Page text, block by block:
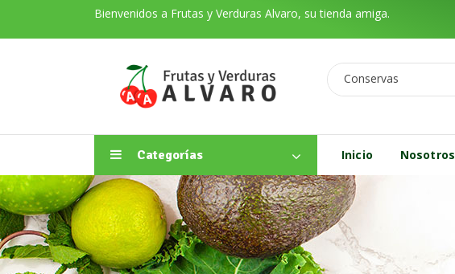
Bienvenidos a Frutas y Verduras Alvaro, su tienda amiga.
Conservas
Categorías Inicio Nosotros